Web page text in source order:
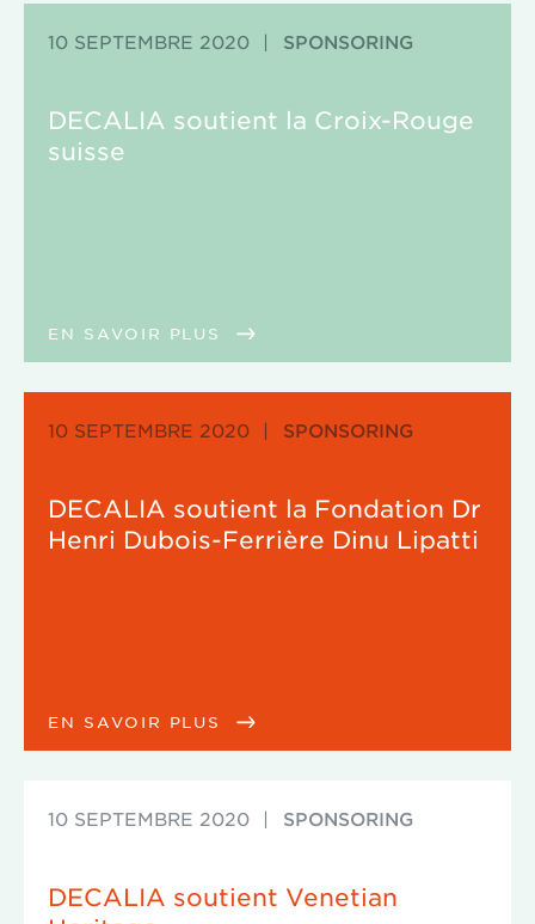
10 SEPTEMBRE 2020 | SPONSORING
DECALIA soutient la Croix-Rouge
suisse
EN SAVOIR PLUS
10 SEPTEMBRE 2020 | SPONSORING
DECALIA soutient la Fondation Dr
Henri Dubois-Ferrière Dinu Lipatti
EN SAVOIR PLUS
10 SEPTEMBRE 2020 | SPONSORING
DECALIA soutient Venetian